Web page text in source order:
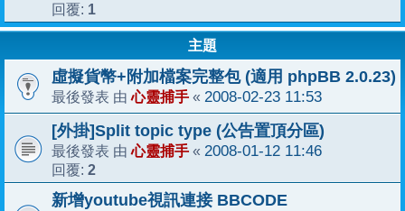
回覆: 1
主題
虛擬貨幣+附加檔案完整包 (適用 phpBB 2.0.23)
最後發表 由心靈捕手 « 2008-02-23 11:53
[外掛]Split topic type (公告置頂分區)
最後發表 由心靈捕手 « 2008-01-12 11:46
回覆: 2
新增youtube視訊連接 BBCODE